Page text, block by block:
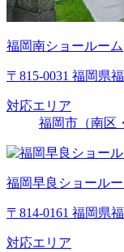
福岡南ショールーム
〒815-0031 福岡県
対応エリア
福岡市（南区
福岡早良ショールー
〒814-0161 福岡県
対応エリア